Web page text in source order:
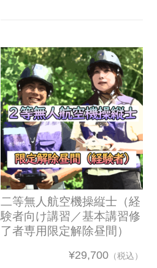
二等無人航空機操縦士（経
験者向け講習／基本講習修
了者専用限定解除昼間）
¥29,700 （税込）